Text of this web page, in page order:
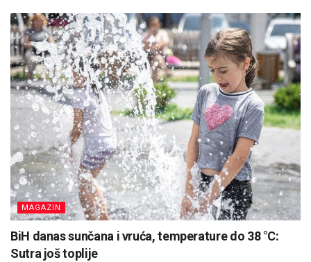
MAGAZIN
BiH danas sunčana i vruća, temperature do 38 °C:
Sutra još toplije